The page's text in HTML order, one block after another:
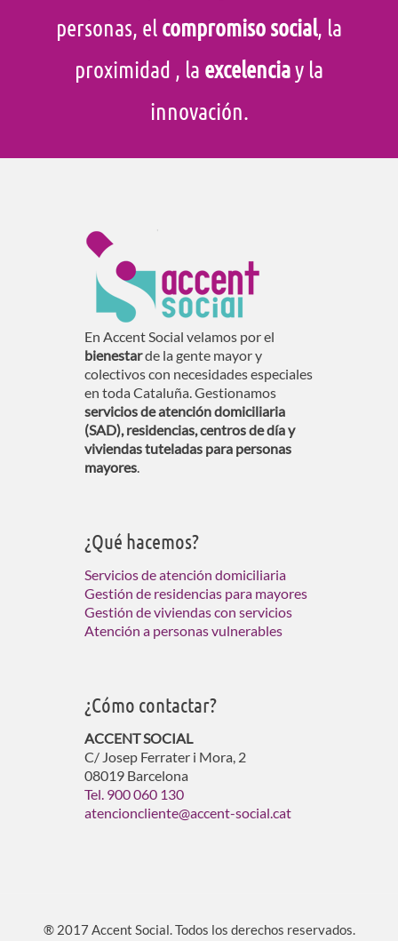
personas, el compromiso social, la
proximidad , la excelenciay la
innovación.
En Accent Social velamos por el
bienestarde la gente mayor y
colectivos con necesidades especiales
en toda Cataluña. Gestionamos
servicios de atención domiciliaria
(SAD), residencias, centros de día y
viviendas tuteladas para personas
mayores
¿Qué hacemos?
Servicios de atención domiciliaria
Gestión de residencias para mayores
Gestión de viviendas con servicios
Atención a personas vulnerables
¿Cómo contactar?
ACCENT SOCIAL
C/ Josep Ferrater i Mora, 2
08019 Barcelona
Tel. 900 060 130
atencioncliente@accent-social.cat
® 2017 Accent Social. Todos los derechos reservados.